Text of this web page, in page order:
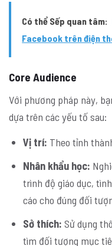
Có thể Sếp quan tâm:
Facebook trên điện
Core Audience
Với phương pháp này,
dựa trên các yếu tố sau:
Vị trí: Theo tỉnh
Nhân khẩu học:
trình độ giáo dục,
cáo cho đúng đối
Sở thích: Sử dụng
tìm đối tượng mục